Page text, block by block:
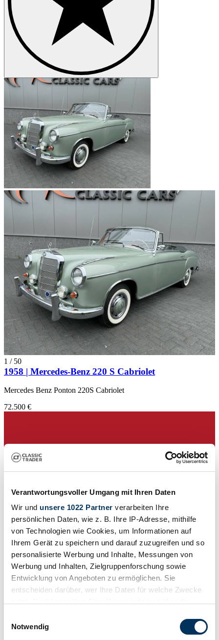
Verantwortungsvoller Umgang mit Ihren Daten
Wir und unsere 1022 Partner verarbeiten Ihre
persönlichen Daten, wie z. B. Ihre IP-Adresse, mithilfe
von Technologien wie Cookies, um Informationen auf
Ihrem Gerät zu speichern und darauf zuzugreifen und so
personalisierte Werbung und Inhalte, Messungen von
Werbung und Inhalten, Zielgruppenforschung sowie
Entwicklung von Angeboten zu ermöglichen. Sie
entscheiden darüber, wer Ihre Daten für welche Zwecke
Trigger Symbol ändern oder widerrufen
Notwendig
1 / 50
1958 | Mercedes-Benz 220 S Cabriolet
Mercedes Benz Ponton 220S Cabriolet
72.500 €
Händler
Baureihe
W 180 II
Karosserieform
Nicht angegeben